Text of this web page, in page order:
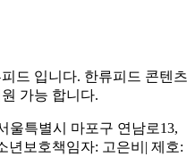
드 입니다. 한류피드 콘텐츠
가능 합니다.
울특별시 마포구 연남로13,
년보호책임자: 고은비| 제호: